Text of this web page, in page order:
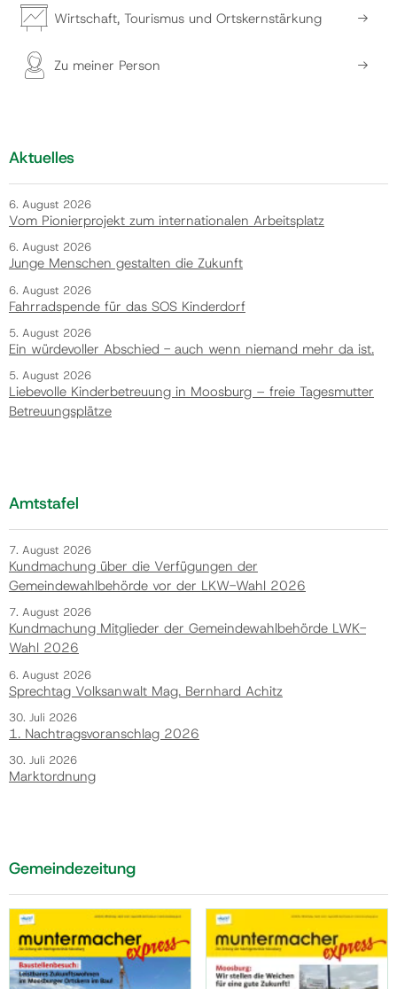
Wirtschaft, Tourismus und Ortskernstärkung
Zu meiner Person
Aktuelles
6. August 2026
Vom Pionierprojekt zum internationalen Arbeitsplatz
6. August 2026
Junge Menschen gestalten die Zukunft
6. August 2026
Fahrradspende für das SOS Kinderdorf
5. August 2026
Ein würdevoller Abschied - auch wenn niemand mehr da ist.
5. August 2026
Liebevolle Kinderbetreuung in Moosburg – freie Tagesmutter
Betreuungsplätze
Amtstafel
7. August 2026
Kundmachung über die Verfügungen der
Gemeindewahlbehörde vor der LKW-Wahl 2026
7. August 2026
Kundmachung Mitglieder der Gemeindewahlbehörde LWK-
Wahl 2026
6. August 2026
Sprechtag Volksanwalt Mag. Bernhard Achitz
30. Juli 2026
1. Nachtragsvoranschlag 2026
30. Juli 2026
Marktordnung
Gemeindezeitung